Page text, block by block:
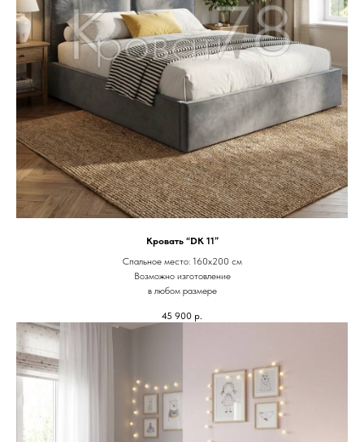
Кровать “DK 11”
Спальное место: 160х200 см
Возможно изготовление
в любом размере
45 900 р.